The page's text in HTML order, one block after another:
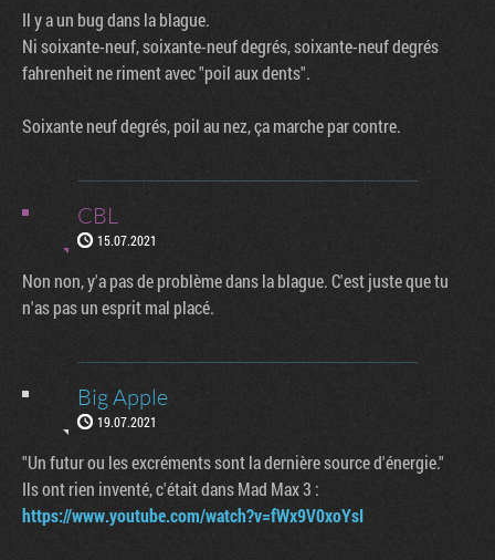
Il y a un bug dans la blague.
Ni soixante-neuf, soixante-neuf degrés, soixante-neuf degrés
fahrenheit ne riment avec "poil aux dents".
Soixante neuf degrés, poil au nez, ça marche par contre.
CBL
15.07.2021
Non non, y'a pas de problème dans la blague. C'est juste que tu
n'as pas un esprit mal placé.
Big Apple
19.07.2021
"Un futur ou les excréments sont la dernière source d'énergie."
Ils ont rien inventé, c'était dans Mad Max 3 :
https://www.youtube.com/watch?v=fWx9V0xoYsI